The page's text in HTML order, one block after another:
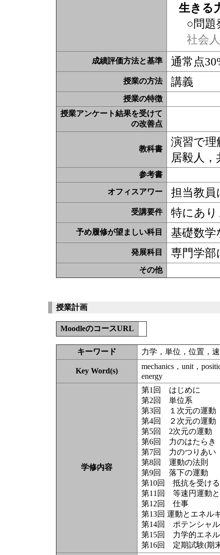
生きる
○問題
社会
成績評価方法と基準 通常点
授業の方法 講義
授業の特徴
授業アンケート結果を受けて
の改善点
教科書
演習で理
居毅人，
参考書
オフィスアワー 担当教
受講要件 特にあ
予め履修が望ましい科目 基礎数学
発展科目 専門学部
その他
授業計画
MoodleのコースURL
キーワード 力学，単位，位置，
Key Word(s)
mechanics，unit，
energy
学修内容
第1回 はじめに
第2回 単位系
第3回 １次元の運動
第4回 ２次元の運動
第5回 2次元の運動
第6回 力のはたらき
第7回 力のつりあい
第8回 運動の法則
第9回 落下の運動
第10回 抵抗を受け
第11回 等速円運動
第12回 仕事
第13回 運動とエネル
第14回 ポテンシャ
第15回 力学的エネ
第16回 定期試験(期